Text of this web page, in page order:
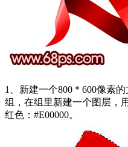
1、新建一个800 * 600像素
组，在组里新建一个图层，
红色：#E00000。